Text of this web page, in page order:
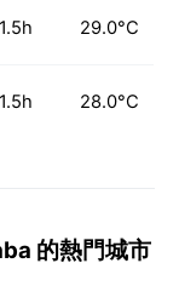
1.5h 29.0°C
1.5h 28.0°C
的熱門城市